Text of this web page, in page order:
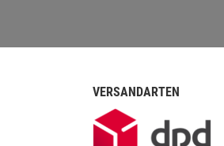
VERSANDARTEN